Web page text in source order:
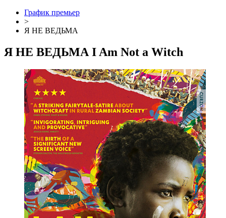
График премьер
>
Я НЕ ВЕДЬМА
Я НЕ ВЕДЬМА I Am Not a Witch